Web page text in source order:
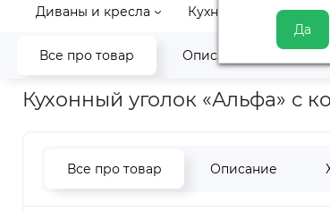
Диваны и кресла Кухни Кровати
Все про товар Описание
Главная Кухня Кухонные уголки Готовые
Кухонный уголок «Альфа» с
Все про товар Описание